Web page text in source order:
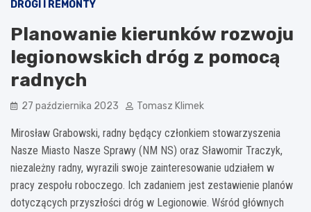
DROGI I REMONTY
Planowanie kierunków rozwoju
legionowskich dróg z pomocą
radnych
27 października 2023 Tomasz Klimek
Mirosław Grabowski, radny będący członkiem stowarzyszenia
Nasze Miasto Nasze Sprawy (NM NS) oraz Sławomir Traczyk,
niezależny radny, wyrazili swoje zainteresowanie udziałem w
pracy zespołu roboczego. Ich zadaniem jest zestawienie planów
dotyczących przyszłości dróg w Legionowie. Wśród głównych